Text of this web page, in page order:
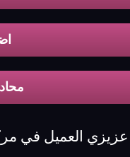
عزيزي العميل في